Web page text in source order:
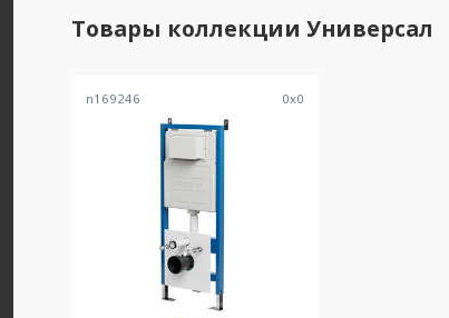
Товары коллекции Универсал
n169246 0x0